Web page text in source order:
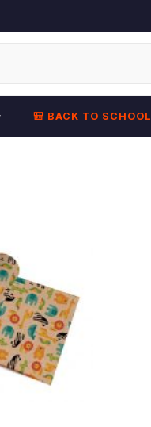
🎒 BACK TO SCHOOL